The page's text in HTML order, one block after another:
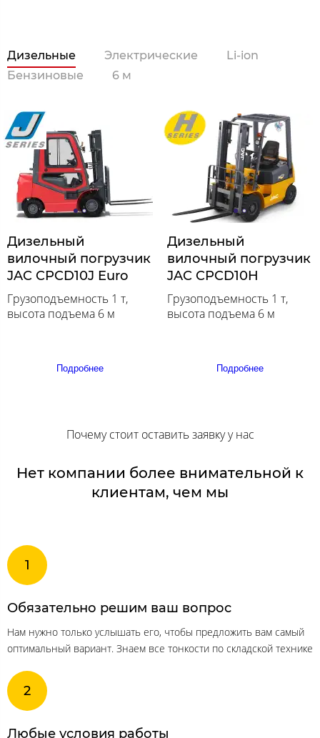
Дизельные Электрические
Li-ion
Бензиновые
6 м
Дизельный
вилочный погрузчик
JAC CPCD10J Euro
Грузоподъемность 1 т,
высота подъема 6 м
Подробнее
Дизельный
вилочный погрузчик
JAC CPCD10H
Грузоподъемность 1 т,
высота подъема 6 м
Подробнее
Почему стоит оставить заявку у нас
Нет компании более внимательной к
клиентам, чем мы
Обязательно решим ваш вопрос
Нам нужно только услышать его, чтобы предложить вам самый
оптимальный вариант. Знаем все тонкости по складской технике
Любые условия работы